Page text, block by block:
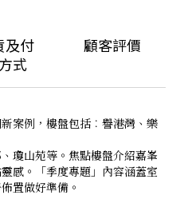
及付
式
顧客評價
案例，樓盤包括︰譽港灣、樂
瓊山苑等。焦點樓盤介紹嘉峯
感。「季度專題」內容涵蓋室
置做好準備。